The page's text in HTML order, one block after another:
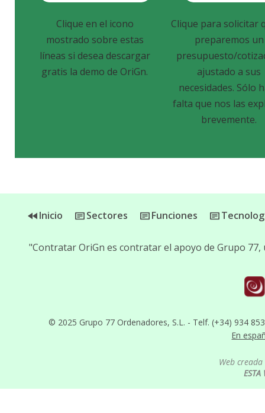
Clique en el icono
mostrado sobre estas
líneas si desea descargar
gratis la demo de OriGn.
Clique para solicitar
preparemos un
presupuesto/
ajustado a sus
necesidades. Sólo
falta que nos las
brevemente.
Inicio Sectores Funciones
© 2025 Grupo 77 Ordenadores, S.L. - Telf. (+34) 934
En
"Contratar OriGn es contratar el apoyo de Grupo
Web
ESTA